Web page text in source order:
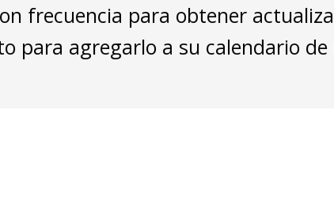
frecuencia para obtener
para agregarlo a su calendario de